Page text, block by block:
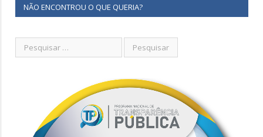
NÃO ENCONTROU O QUE QUERIA?